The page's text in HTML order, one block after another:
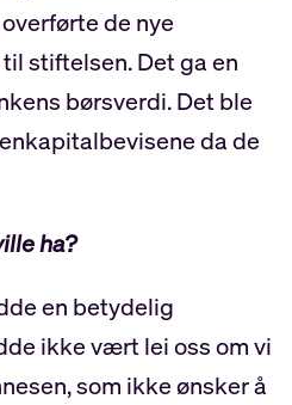
de nye
stiftelsen. Det ga en
børsverdi. Det ble
da de
ha?
en betydelig
ikke vært lei oss om vi
som ikke ønsker å